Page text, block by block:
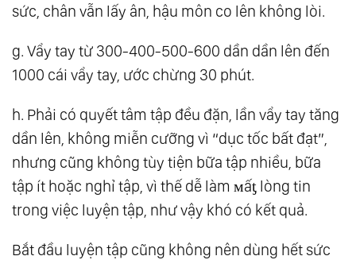
sức, chân vẫn lấy ân, hậu môn co lên không lòi.
g. Vẩy tay từ 300-400-500-600 dần dần lên đến
1000 cái vẩy tay, ước chừng 30 phút.
h. Phải có quyết tâm tập đều đặn, lần vẩy tay tăng
dần lên, không miễn cưỡng vì “dục tốc bất đạt”,
nhưng cũng không tùy tiện bữa tập nhiều, bữa
tập ít hoặc nghỉ tập, vì thế dễ làm мấƫ lòng tin
trong việc luyện tập, như vậy khó có kết quả.
Bắt đầu luyện tập cũng không nên dùng hết sức